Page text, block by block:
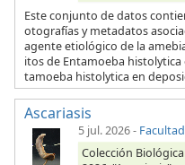
Este conjunto de datos
otografías y metadatos
agente etiológico de la
itos de Entamoeba
tamoeba histolytica en
Ascariasis
5 jul. 2026-
Colección